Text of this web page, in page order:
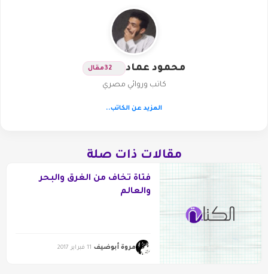
محمود عماد 32مقال
كاتب وروائي مصري
المزيد عن الكاتب..
مقالات ذات صلة
فتاة تخاف من الغرق والبحر
والعالم
مروة أبوضيف 11 فبراير 2017